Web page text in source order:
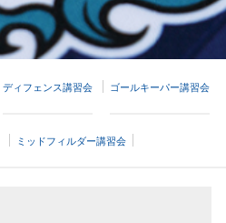
ディフェンス講習会 ゴールキーパー講習会
ミッドフィルダー講習会